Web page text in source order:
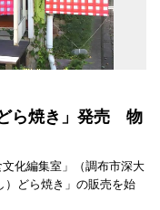
ら焼き」発売 物
化編集室」（調布市深大
）どら焼き」の販売を始